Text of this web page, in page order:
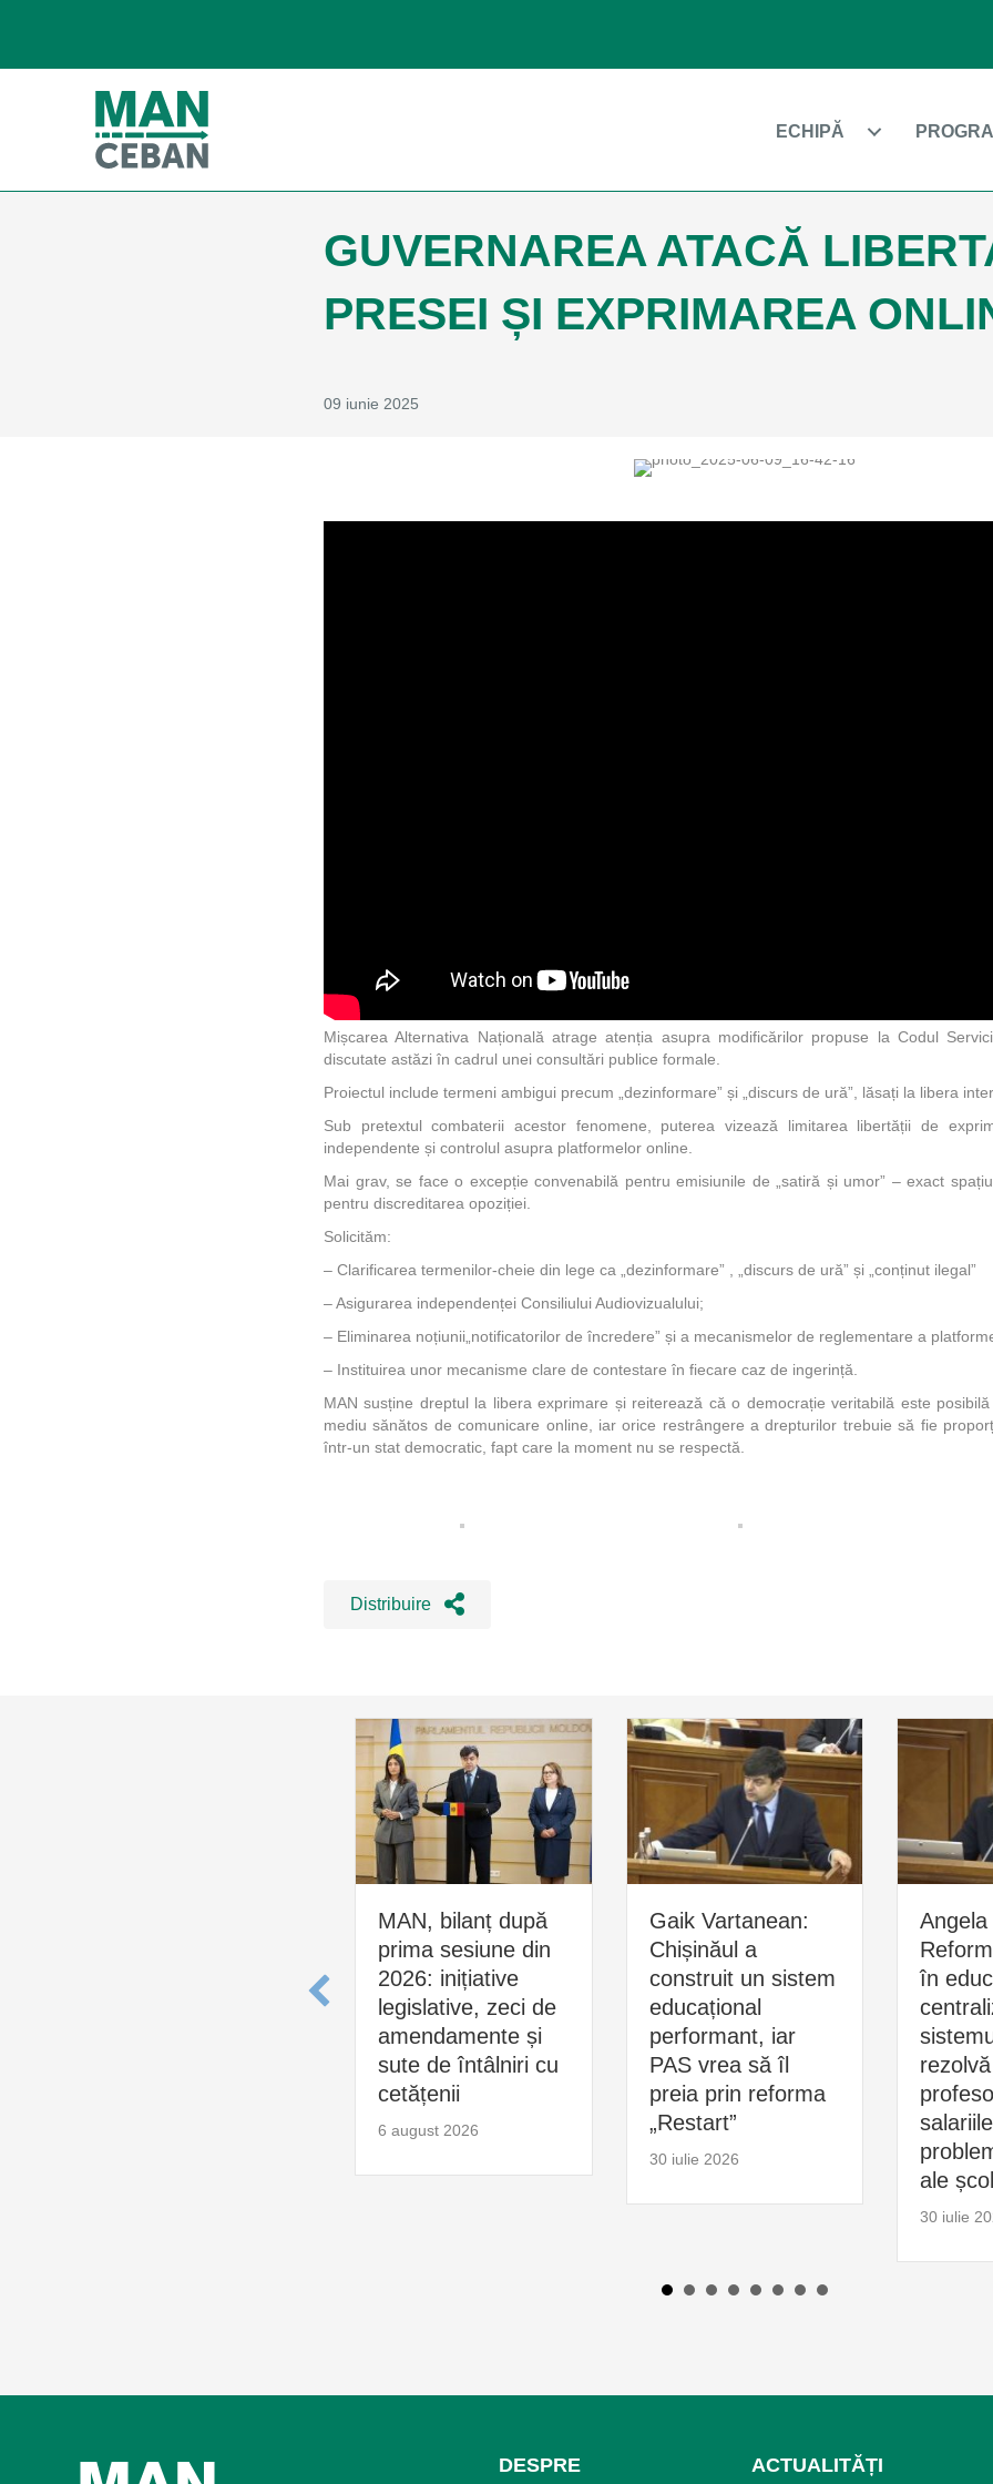
ECHIPĂ
GUVERNAREA ATACĂ
PRESEI ȘI EXPRIMAREA
09 iunie 2025
Mișcarea Alternativa Națională atrage atenția asupra modificărilor propuse la Codul
discutate astăzi în cadrul unei consultări publice formale.
Proiectul include termeni ambigui precum „dezinformare” și „discurs de ură”, lăsați la libera
Sub pretextul combaterii acestor fenomene, puterea vizează limitarea libertății de
independente și controlul asupra platformelor online.
Mai grav, se face o excepție convenabilă pentru emisiunile de „satiră și umor” – exact
pentru discreditarea opoziției.
Solicităm:
– Clarificarea termenilor-cheie din lege ca „dezinformare” , „discurs de ură” și „conținut ilegal”
– Asigurarea independenței Consiliului Audiovizualului;
– Eliminarea noțiunii„notificatorilor de încredere” și a mecanismelor de reglementare a
– Instituirea unor mecanisme clare de contestare în fiecare caz de ingerință.
MAN susține dreptul la libera exprimare și reiterează că o democrație veritabilă este
mediu sănătos de comunicare online, iar orice restrângere a drepturilor trebuie să fie
într-un stat democratic, fapt care la moment nu se respectă.
Distribuire
MAN, bilanț după
prima sesiune din
2026: inițiative
legislative, zeci de
amendamente și
sute de întâlniri cu
cetățenii
6 august 2026
Gaik Vartanean:
Chișinăul a
construit un sistem
educațional
performant, iar
PAS vrea să îl
preia prin reforma
„Restart”
30 iulie 2026
în
ale
30 iulie
DESPRE ACTUALITĂȚI